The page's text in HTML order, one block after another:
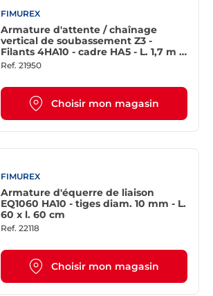
FIMUREX
Armature d'attente / chaînage
vertical de soubassement Z3 -
Filants 4HA10 - cadre HA5 - L. 1,7 m -
diam. 10 mm - côtés 8 x 8 cm
Ref. 21950
Choisir mon magasin
FIMUREX
Armature d'équerre de liaison
EQ1060 HA10 - tiges diam. 10 mm - L.
60 x l. 60 cm
Ref. 22118
Choisir mon magasin